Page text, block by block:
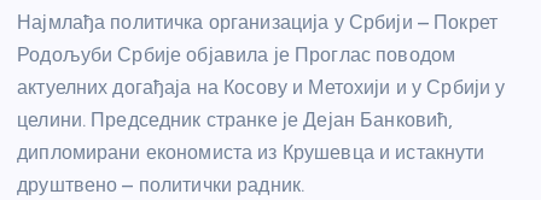
Најмлађа политичка организација у Србији – Покрет
Родољуби Србије објавила је Проглас поводом
актуелних догађаја на Косову и Метохији и у Србији у
целини. Председник странке је Дејан Банковић,
дипломирани економиста из Крушевца и истакнути
друштвено – политички радник.